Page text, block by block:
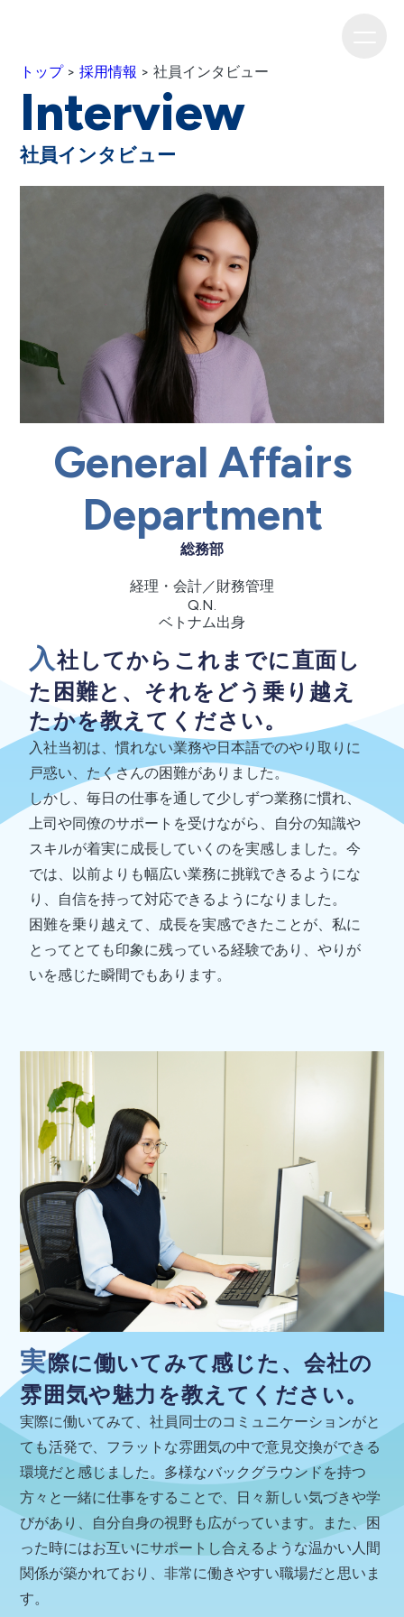
トップ>採用情報 > 社員インタビュー
Interview
社員インタビュー
General Affairs
Department
総務部
経理・会計／財務管理
Q.N.
ベトナム出身
入社してからこれまでに直面し
た困難と、それをどう乗り越え
たかを教えてください。
入社当初は、慣れない業務や日本語でのやり取りに
戸惑い、たくさんの困難がありました。
しかし、毎日の仕事を通して少しずつ業務に慣れ、
上司や同僚のサポートを受けながら、自分の知識や
スキルが着実に成長していくのを実感しました。今
では、以前よりも幅広い業務に挑戦できるようにな
り、自信を持って対応できるようになりました。
困難を乗り越えて、成長を実感できたことが、私に
とってとても印象に残っている経験であり、やりが
いを感じた瞬間でもあります。
実際に働いてみて感じた、会社の
雰囲気や魅力を教えてください。
実際に働いてみて、社員同士のコミュニケーションがと
ても活発で、フラットな雰囲気の中で意見交換ができる
環境だと感じました。多様なバックグラウンドを持つ
方々と一緒に仕事をすることで、日々新しい気づきや学
びがあり、自分自身の視野も広がっています。また、困
った時にはお互いにサポートし合えるような温かい人間
関係が築かれており、非常に働きやすい職場だと思いま
す。